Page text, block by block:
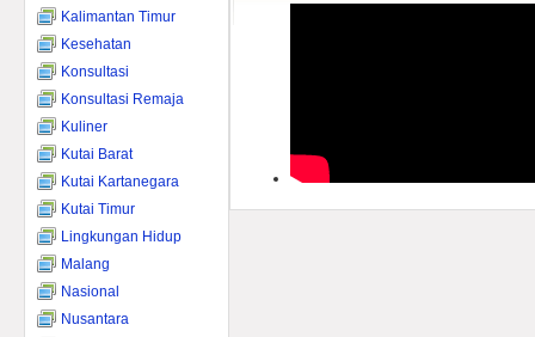
Kalimantan Timur
Kesehatan
Konsultasi
Konsultasi Remaja
Kuliner
Kutai Barat
Kutai Kartanegara
Kutai Timur
Lingkungan Hidup
Malang
Nasional
Nusantara